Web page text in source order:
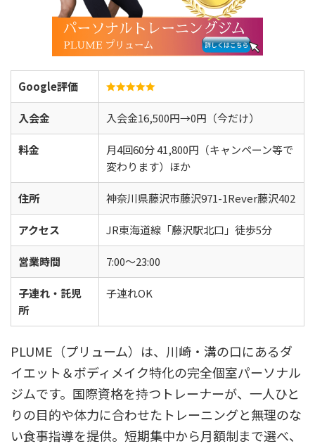
Google評価
入会金 入会金16,500円→0円（今だけ）
料金
月4回60分 41,800円（キャンペーン等で
変わります）ほか
住所 神奈川県藤沢市藤沢971-1Rever藤沢402
アクセス JR東海道線「藤沢駅北口」徒歩5分
営業時間 7:00〜23:00
子連れ・託児
所
子連れOK
PLUME（プリューム）は、川崎・溝の口にあるダ
イエット＆ボディメイク特化の完全個室パーソナル
ジムです。国際資格を持つトレーナーが、一人ひと
りの目的や体力に合わせたトレーニングと無理のな
い食事指導を提供。短期集中から月額制まで選べ、